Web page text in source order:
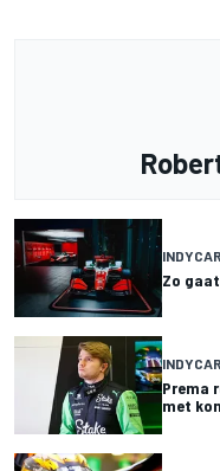
INDYCAR
Zo
INDYCAR
Prema
met